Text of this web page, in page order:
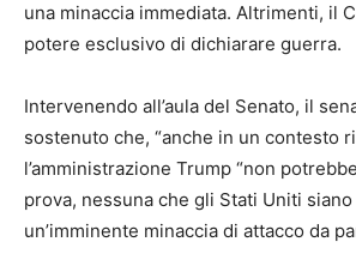
una minaccia immediata. Altrimenti, il
potere esclusivo di dichiarare guerra.
Intervenendo all’aula del Senato, il
sostenuto che, “anche in un contesto
l’amministrazione Trump “non
prova, nessuna che gli Stati Uniti
un’imminente minaccia di attacco da